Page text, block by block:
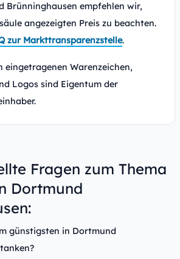
Brünninghausen empfehlen wir,
angezeigten Preis zu beachten.
zur Markttransparenzstelle.
Warenzeichen,
Logos sind Eigentum der
Fragen zum Thema
Dortmund
günstigsten in Dortmund